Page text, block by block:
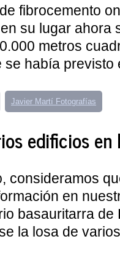
fibrocemento
su lugar ahora
metros
se había previsto
Javier Martí Fotografías
edificios en
consideramos
en
basauritarra de
la losa de